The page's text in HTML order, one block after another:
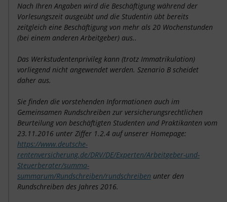
Nach Ihren Angaben wird die Beschäftigung während der
Vorlesungszeit ausgeübt und die Studentin übt bereits
zeitgleich eine Beschäftigung von mehr als 20 Wochenstunden
(bei einem anderen Arbeitgeber) aus..
Das Werkstudentenprivileg kann (trotz Immatrikulation)
vorliegend nicht angewendet werden. Szenario B scheidet
daher aus.
Sie finden die vorstehenden Informationen auch im
Gemeinsamen Rundschreiben zur versicherungsrechtlichen
Beurteilung von beschäftigten Studenten und Praktikanten vom
23.11.2016 unter Ziffer 1.2.4 auf unserer Homepage:
https://www.deutsche-
rentenversicherung.de/DRV/DE/Experten/Arbeitgeber-und-
Steuerberater/summa-
summarum/Rundschreiben/rundschreiben unter den
Rundschreiben des Jahres 2016.